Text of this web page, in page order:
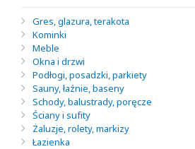
Gres, glazura, terakota
Kominki
Meble
Okna i drzwi
Podłogi, posadzki, parkiety
Sauny, łaźnie, baseny
Schody, balustrady, poręcze
Ściany i sufity
Żaluzje, rolety, markizy
Łazienka